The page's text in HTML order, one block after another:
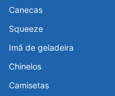
Canecas
Squeeze
Imã de geladeira
Chinelos
Camisetas